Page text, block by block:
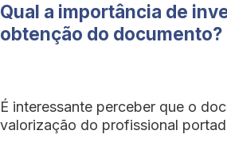
Qual a importância de
obtenção do documento?
É interessante perceber que o
valorização do profissional